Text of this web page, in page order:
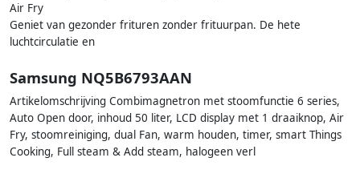
Air Fry
Geniet van gezonder frituren zonder frituurpan. De hete
luchtcirculatie en
Samsung NQ5B6793AAN
Artikelomschrijving Combimagnetron met stoomfunctie 6 series,
Auto Open door, inhoud 50 liter, LCD display met 1 draaiknop, Air
Fry, stoomreiniging, dual Fan, warm houden, timer, smart Things
Cooking, Full steam & Add steam, halogeen verl